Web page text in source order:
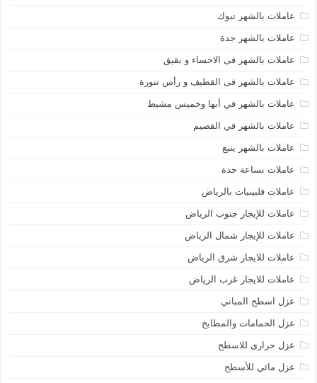
عاملات بالشهر تبوك
عاملات بالشهر جدة
عاملات بالشهر فى الاحساء و بقيق
عاملات بالشهر فى القطيف و رأس تنورة
عاملات بالشهر في أبها وخميس مشيط
عاملات بالشهر في القصيم
عاملات بالشهر ينبع
عاملات بساعة جدة
عاملات فلبينيات بالرياض
عاملات للإيجار جنوب الرياض
عاملات للإيجار شمال الرياض
عاملات للايجار شرق الرياض
عاملات للايجار غرب الرياض
عزل اسطح المباني
عزل الحمامات والمطابخ
عزل حرارى للاسطح
عزل مائي للأسطح